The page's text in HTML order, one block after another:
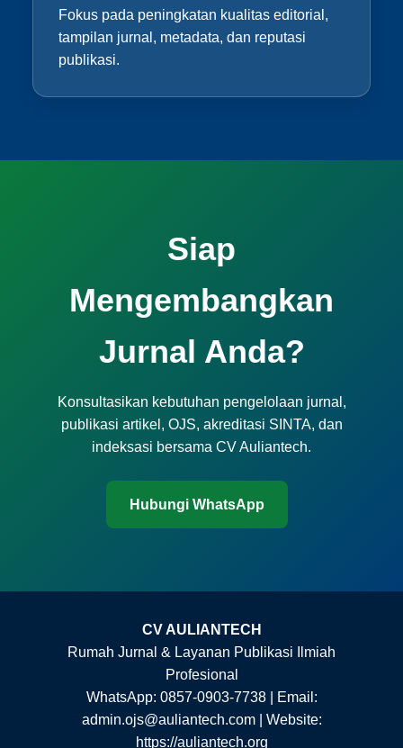
Fokus pada peningkatan kualitas editorial,
tampilan jurnal, metadata, dan reputasi
publikasi.
Siap
Mengembangkan
Jurnal Anda?
Konsultasikan kebutuhan pengelolaan jurnal,
publikasi artikel, OJS, akreditasi SINTA, dan
indeksasi bersama CV Auliantech.
Hubungi WhatsApp
CV AULIANTECH
Rumah Jurnal & Layanan Publikasi Ilmiah
Profesional
WhatsApp: 0857-0903-7738 | Email:
admin.ojs@auliantech.com | Website:
https://auliantech.org